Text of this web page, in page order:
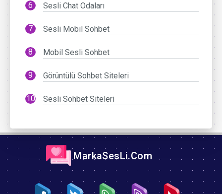
Sesli Chat Odaları
Sesli Mobil Sohbet
Mobil Sesli Sohbet
Görüntülü Sohbet Siteleri
Sesli Sohbet Siteleri
MarkaSesLi.Com